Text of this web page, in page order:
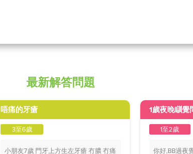
最新解答問題
唔痛的牙瘡
3至6歲
小朋友7歲 門牙上方生左牙瘡 冇膿 冇痛
1歲夜晚瞓覺
1至2歲
你好,BB過夜